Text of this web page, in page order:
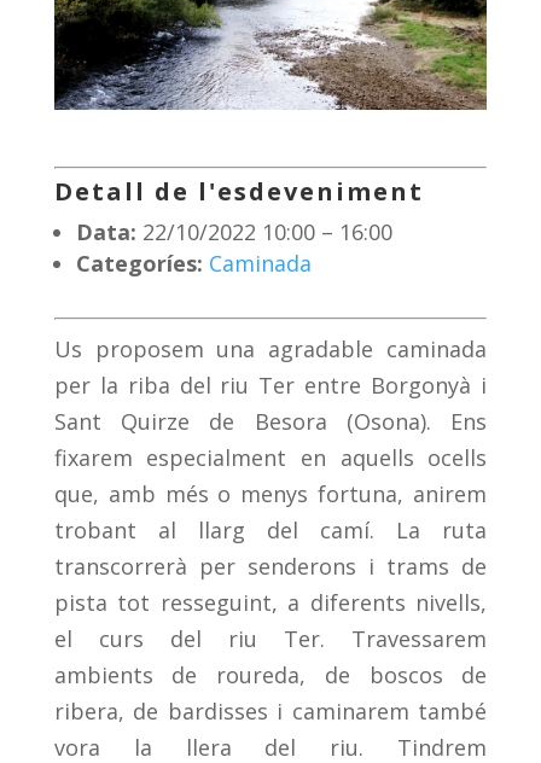
Detall de l'esdeveniment
Data: 22/10/2022 10:00– 16:00
Categoríes: Caminada
Us proposem una agradable caminada
per la riba del riu Ter entre Borgonyà i
Sant Quirze de Besora (Osona). Ens
fixarem especialment en aquells ocells
que, amb més o menys fortuna, anirem
trobant al llarg del camí. La ruta
transcorrerà per senderons i trams de
pista tot resseguint, a diferents nivells,
el curs del riu Ter. Travessarem
ambients de roureda, de boscos de
ribera, de bardisses i caminarem també
vora la llera del riu. Tindrem